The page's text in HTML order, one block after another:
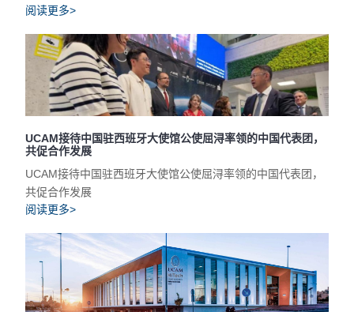
阅读更多>
UCAM接待中国驻西班牙大使馆公使屈浔率领的中国代表团，
共促合作发展
UCAM接待中国驻西班牙大使馆公使屈浔率领的中国代表团，
共促合作发展
阅读更多>